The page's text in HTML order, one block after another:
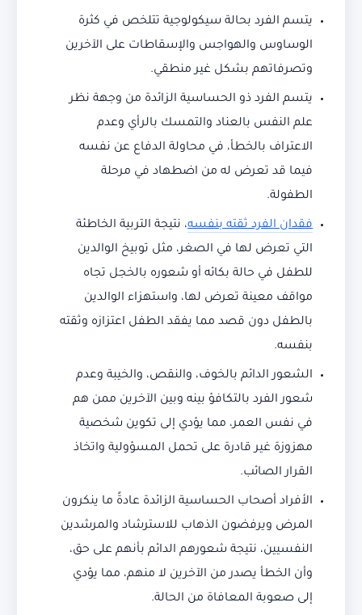
يتسم الفرد بحالة سيكولوجية تتلخص في كثرة
الوساوس والهواجس والإسقاطات على الآخرين
وتصرفاتهم بشكل غير منطقي.
يتسم الفرد ذو الحساسية الزائدة من وجهة نظر
علم النفس بالعناد والتمسك بالرأي وعدم
الاعتراف بالخطأ، في محاولة الدفاع عن نفسه
فيما قد تعرض له من اضطهاد في مرحلة
الطفولة.
فقدان الفرد ثقته بنفسه، نتيجة التربية الخاطئة
التي تعرض لها في الصغر، مثل توبيخ الوالدين
للطفل في حالة بكائه أو شعوره بالخجل تجاه
مواقف معينة تعرض لها، واستهزاء الوالدين
بالطفل دون قصد مما يفقد الطفل اعتزازه وثقته
بنفسه.
الشعور الدائم بالخوف، والنقص، والخيبة وعدم
شعور الفرد بالتكافؤ بينه وبين الآخرين ممن هم
في نفس العمر، مما يؤدي إلى تكوين شخصية
مهزوزة غير قادرة على تحمل المسؤولية واتخاذ
القرار الصائب.
الأفراد أصحاب الحساسية الزائدة عادةً ما ينكرون
المرض ويرفضون الذهاب للاسترشاد والمرشدين
النفسيين، نتيجة شعورهم الدائم بأنهم على حق،
وأن الخطأ يصدر من الآخرين لا منهم، مما يؤدي
إلى صعوبة المعافاة من الحالة.